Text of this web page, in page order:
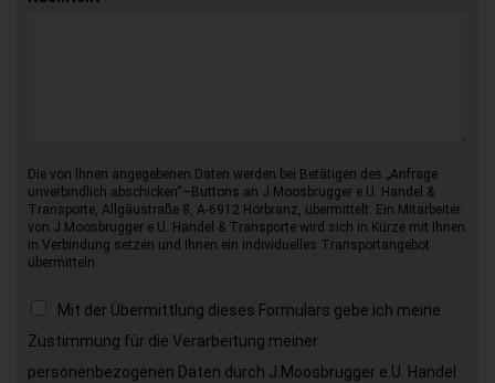
Die von Ihnen angegebenen Daten werden bei Betätigen des „Anfrage
unverbindlich abschicken“–Buttons an J.Moosbrugger e.U. Handel &
Transporte, Allgäustraße 8, A-6912 Hörbranz, übermittelt. Ein Mitarbeiter
von J.Moosbrugger e.U. Handel & Transporte wird sich in Kürze mit Ihnen
in Verbindung setzen und Ihnen ein individuelles Transportangebot
übermitteln.
Mit der Übermittlung dieses Formulars gebe ich meine
Zustimmung für die Verarbeitung meiner
personenbezogenen Daten durch J.Moosbrugger e.U. Handel